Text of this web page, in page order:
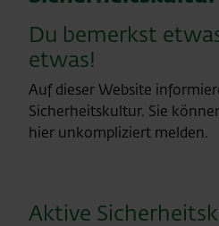
Du bemerkst
etwas!
Auf dieser Website
Sicherheitskultur. Sie
hier unkompliziert melden.
Aktive